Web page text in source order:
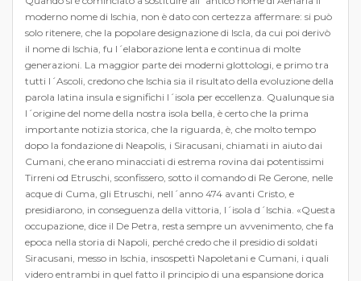
moderno nome di Ischia, non è dato con certezza affermare: si può
solo ritenere, che la popolare designazione di Iscla, da cui poi derivò
il nome di Ischia, fu l´elaborazione lenta e continua di molte
generazioni. La maggior parte dei moderni glottologi, e primo tra
tutti l´Ascoli, credono che Ischia sia il risultato della evoluzione della
parola latina insula e significhi l´isola per eccellenza. Qualunque sia
l´origine del nome della nostra isola bella, è certo che la prima
importante notizia storica, che la riguarda, è, che molto tempo
dopo la fondazione di Neapolis, i Siracusani, chiamati in aiuto dai
Cumani, che erano minacciati di estrema rovina dai potentissimi
Tirreni od Etruschi, sconfissero, sotto il comando di Re Gerone, nelle
acque di Cuma, gli Etruschi, nell´anno 474 avanti Cristo, e
presidiarono, in conseguenza della vittoria, l´isola d´Ischia. «Questa
occupazione, dice il De Petra, resta sempre un avvenimento, che fa
epoca nella storia di Napoli, perché credo che il presidio di soldati
Siracusani, messo in Ischia, insospettì Napoletani e Cumani, i quali
videro entrambi in quel fatto il principio di una espansione dorica